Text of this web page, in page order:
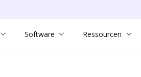
Software Ressourcen